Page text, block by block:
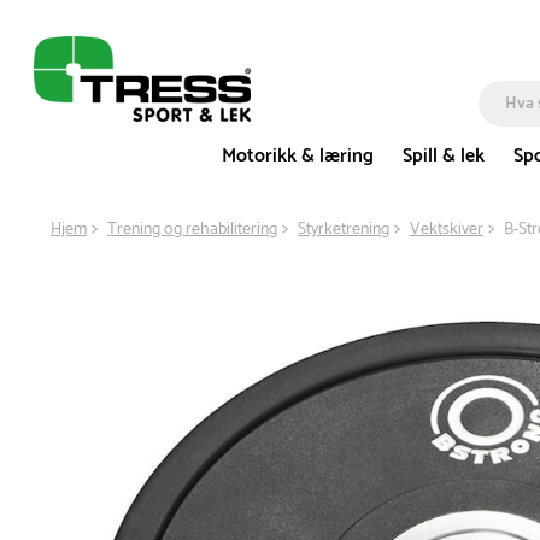
Motorikk & læring
Spill & lek
Hjem Trening og rehabilitering Styrketrening Vektskiver B-